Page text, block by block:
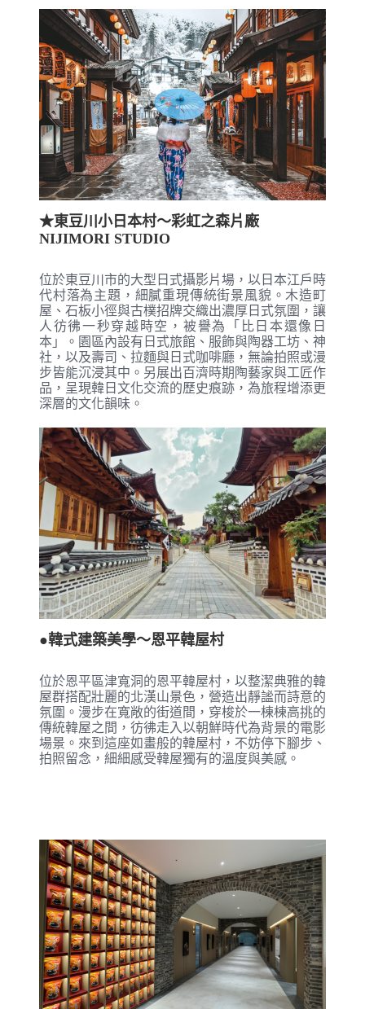
★東豆川小日本村～彩虹之森片廠
NIJIMORI STUDIO
位於東豆川市的大型日式攝影片場，以日本江戶時
代村落為主題，細膩重現傳統街景風貌。木造町
屋、石板小徑與古樸招牌交織出濃厚日式氛圍，讓
人彷彿一秒穿越時空，被譽為「比日本還像日
本」。園區內設有日式旅館、服飾與陶器工坊、神
社，以及壽司、拉麵與日式咖啡廳，無論拍照或漫
步皆能沉浸其中。另展出百濟時期陶藝家與工匠作
品，呈現韓日文化交流的歷史痕跡，為旅程增添更
深層的文化韻味。
●韓式建築美學～恩平韓屋村
位於恩平區津寬洞的恩平韓屋村，以整潔典雅的韓
屋群搭配壯麗的北漢山景色，營造出靜謐而詩意的
氛圍。漫步在寬敞的街道間，穿梭於一棟棟高挑的
傳統韓屋之間，彷彿走入以朝鮮時代為背景的電影
場景。來到這座如畫般的韓屋村，不妨停下腳步、
拍照留念，細細感受韓屋獨有的溫度與美感。